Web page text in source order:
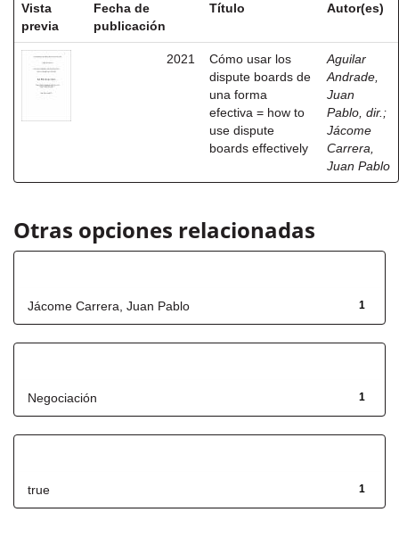
Vista
previa
Fecha de
publicación
Título Autor(es)
2021
Cómo usar los
dispute boards de
una forma
efectiva = how to
use dispute
boards effectively
Aguilar
Andrade,
Juan
Pablo, dir. ;
Jácome
Carrera,
Juan Pablo
Otras opciones relacionadas
1
Jácome Carrera, Juan Pablo
1
Negociación
1
true